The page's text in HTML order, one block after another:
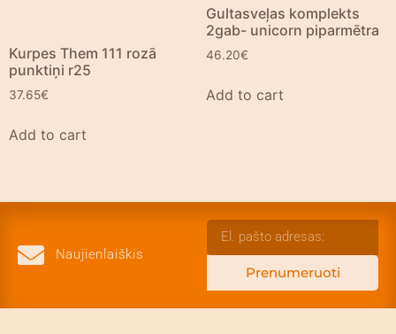
Kurpes Them 111 rozā
punktiņi r25
37.65€
Add to cart
Gultasveļas komplekts
2gab- unicorn piparmētra
46.20€
Add to cart
Naujienlaiškis
Prenumeruoti